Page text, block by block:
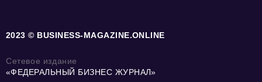
2023 © BUSINESS-MAGAZINE.ONLINE
Сетевое издание
«ФЕДЕРАЛЬНЫЙ БИЗНЕС ЖУРНАЛ»